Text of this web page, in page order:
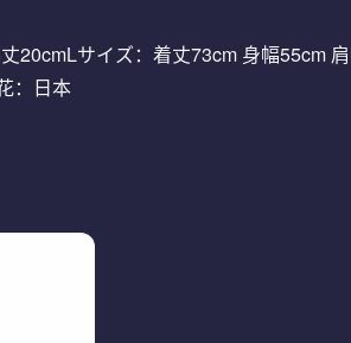
20cmLサイズ：着丈73cm 身幅55cm
：日本